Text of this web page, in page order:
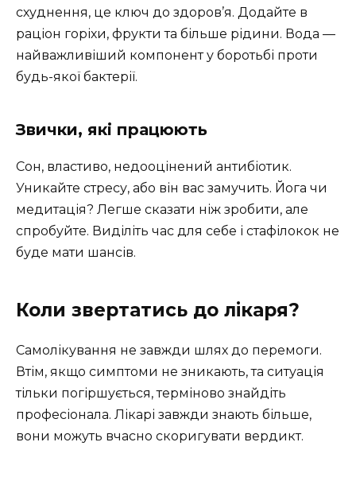
схуднення, це ключ до здоров’я. Додайте в
раціон горіхи, фрукти та більше рідини. Вода —
найважливіший компонент у боротьбі проти
будь-якої бактерії.
Звички, які працюють
Сон, властиво, недооцінений антибіотик.
Уникайте стресу, або він вас замучить. Йога чи
медитація? Легше сказати ніж зробити, але
спробуйте. Виділіть час для себе і стафілокок не
буде мати шансів.
Коли звертатись до лікаря?
Самолікування не завжди шлях до перемоги.
Втім, якщо симптоми не зникають, та ситуація
тільки погіршується, терміново знайдіть
професіонала. Лікарі завжди знають більше,
вони можуть вчасно скоригувати вердикт.